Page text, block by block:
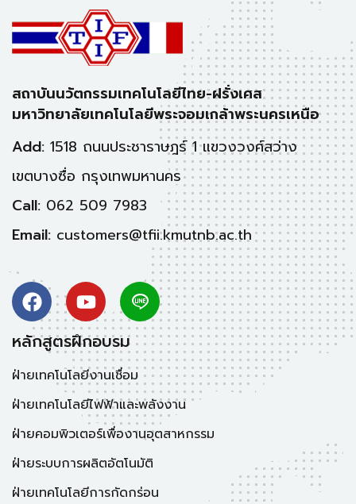
สถาบันนวัตกรรมเทคโนโลยีไทย-ฝรั่งเศส
มหาวิทยาลัยเทคโนโลยีพระจอมเกล้าพระนครเหนือ
Add: 1518 ถนนประชาราษฎร์ 1 แขวงวงศ์สว่าง
เขตบางซื่อ กรุงเทพมหานคร
Call: 062 509 7983
Email: customers@tfii.kmutnb.ac.th
หลักสูตรฝึกอบรม
ฝ่ายเทคโนโลยีงานเชื่อม
ฝ่ายเทคโนโลยีไฟฟ้าและพลังงาน
ฝ่ายคอมพิวเตอร์เพื่องานอุตสาหกรรม
ฝ่ายระบบการผลิตอัตโนมัติ
ฝ่ายเทคโนโลยีการกัดกร่อน